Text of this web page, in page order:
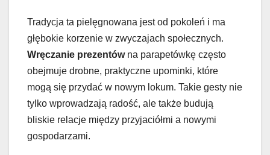
Tradycja ta pielęgnowana jest od pokoleń i ma
głębokie korzenie w zwyczajach społecznych.
Wręczanie prezentówna parapetówkę często
obejmuje drobne, praktyczne upominki, które
mogą się przydać w nowym lokum. Takie gesty nie
tylko wprowadzają radość, ale także budują
bliskie relacje między przyjaciółmi a nowymi
gospodarzami.